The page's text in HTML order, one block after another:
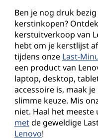
Ben je nog druk
kerstinkopen?
kerstuitverkoop van
hebt om je kerstlijst
tijdens onze Last-
een product van
laptop, desktop,
accessoire is, maak
slimme keuze. Mis
niet. Haal het meeste
metde geweldige
Lenovo!